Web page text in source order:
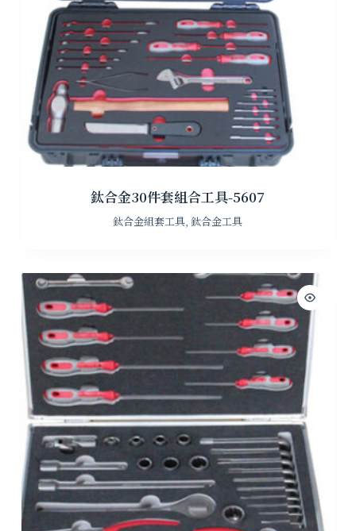
鈦合金30件套組合工具-5607
鈦合金組套工具 ,鈦合金工具